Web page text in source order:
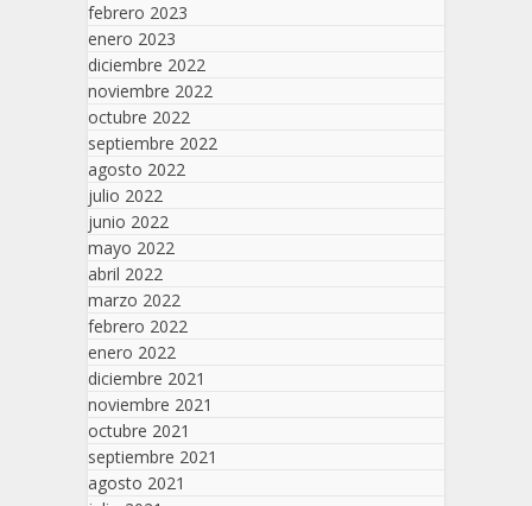
febrero 2023
enero 2023
diciembre 2022
noviembre 2022
octubre 2022
septiembre 2022
agosto 2022
julio 2022
junio 2022
mayo 2022
abril 2022
marzo 2022
febrero 2022
enero 2022
diciembre 2021
noviembre 2021
octubre 2021
septiembre 2021
agosto 2021